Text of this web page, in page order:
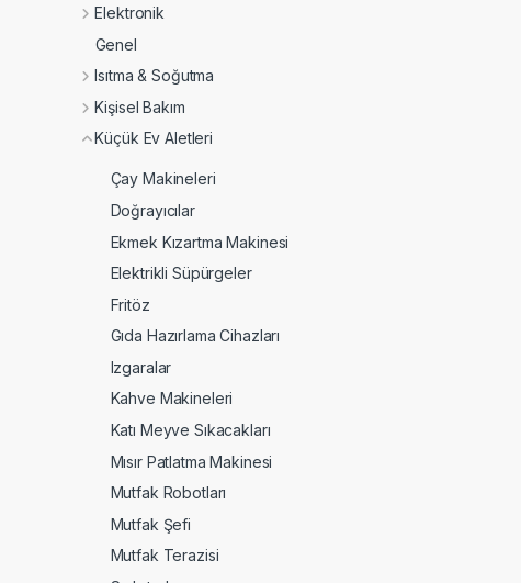
Elektronik
Genel
Isıtma & Soğutma
Kişisel Bakım
Küçük Ev Aletleri
Çay Makineleri
Doğrayıcılar
Ekmek Kızartma Makinesi
Elektrikli Süpürgeler
Fritöz
Gıda Hazırlama Cihazları
Izgaralar
Kahve Makineleri
Katı Meyve Sıkacakları
Mısır Patlatma Makinesi
Mutfak Robotları
Mutfak Şefi
Mutfak Terazisi